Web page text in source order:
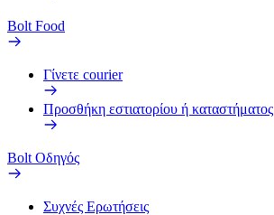
Bolt Food
Γίνετε courier
Προσθήκη εστιατορίου ή καταστήματος
Bolt Οδηγός
Συχνές Ερωτήσεις